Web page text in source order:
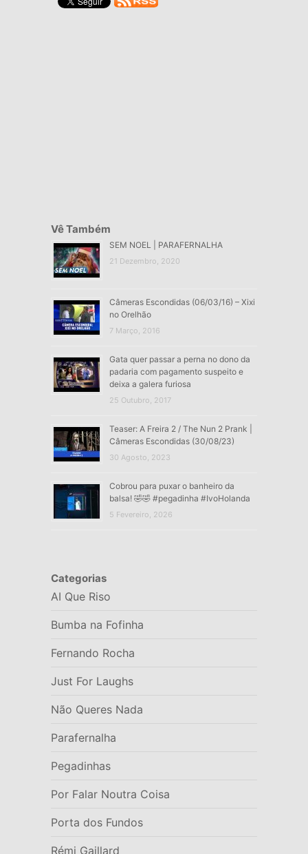
Vê Também
SEM NOEL | PARAFERNALHA
21 Dezembro, 2020
Câmeras Escondidas (06/03/16) – Xixi
no Orelhão
7 Março, 2016
Gata quer passar a perna no dono da
padaria com pagamento suspeito e
deixa a galera furiosa
25 Outubro, 2017
Teaser: A Freira 2 / The Nun 2 Prank |
Câmeras Escondidas (30/08/23)
30 Agosto, 2023
Cobrou para puxar o banheiro da
balsa! 🤣🤣 #pegadinha #IvoHolanda
5 Fevereiro, 2026
Categorias
AI Que Riso
Bumba na Fofinha
Fernando Rocha
Just For Laughs
Não Queres Nada
Parafernalha
Pegadinhas
Por Falar Noutra Coisa
Porta dos Fundos
Rémi Gaillard